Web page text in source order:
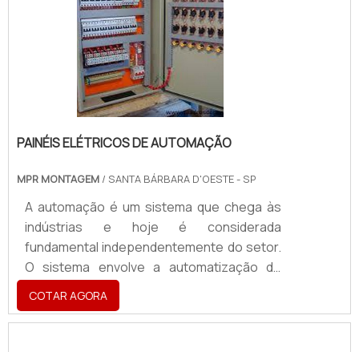
PAINÉIS ELÉTRICOS DE AUTOMAÇÃO
MPR MONTAGEM / SANTA BÁRBARA D'OESTE - SP
A automação é um sistema que chega às
indústrias e hoje é considerada
fundamental independentemente do setor.
O sistema envolve a automatização de
procedimentos que, antes, eram feitos
manualmente. Os painéis elétricos de
automação são de maior destaque nos
COTAR AGORA